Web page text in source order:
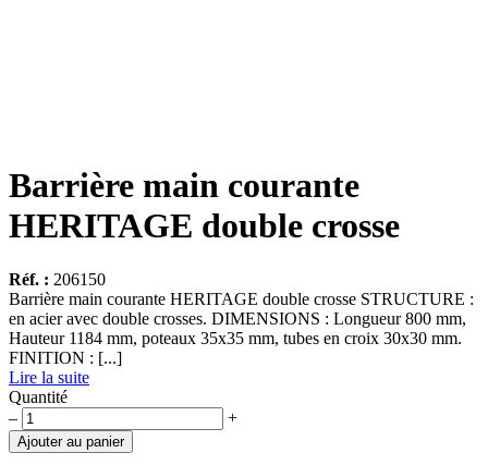
Barrière main courante
HERITAGE double crosse
Réf. : 206150
Barrière main courante HERITAGE double crosse STRUCTURE :
en acier avec double crosses. DIMENSIONS : Longueur 800 mm,
Hauteur 1184 mm, poteaux 35x35 mm, tubes en croix 30x30 mm.
FINITION : [...]
Lire la suite
Quantité
quantité
de
Barrière
– +
Ajouter au panier